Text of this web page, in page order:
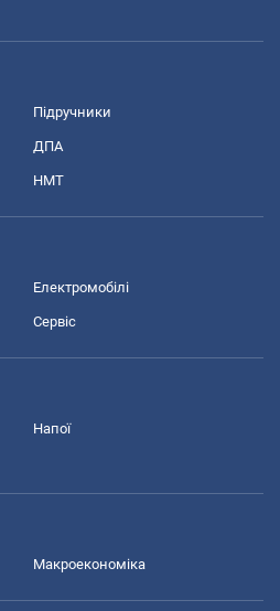
Підручники
ДПА
НМТ
Електромобілі
Сервіс
Напої
Макроекономіка